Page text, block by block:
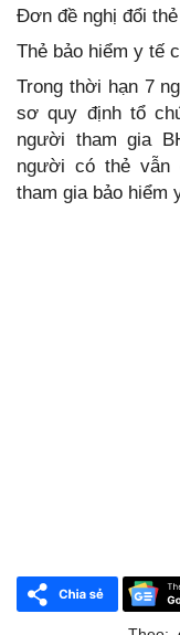
Đơn đề nghị đổi
Thẻ bảo hiểm y tế
Trong thời hạn 7
sơ quy định tổ
người tham gia
người có thẻ vẫn
tham gia bảo hiểm